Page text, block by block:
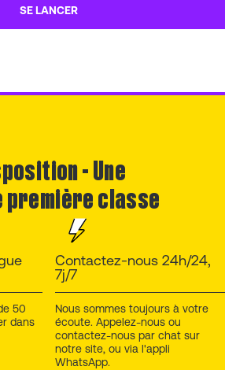
SE LANCER
- Une
classe
50
dans
Contactez-nous 24h/24,
7j/7
Nous sommes toujours à votre
écoute. Appelez-nous ou
contactez-nous par chat sur
notre site, ou via l'appli
WhatsApp.